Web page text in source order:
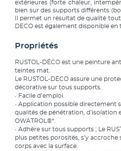
extérieures (forte chaleur,
bien sur des supports différents
Il permet un résultat de qualité tout
DECO est également disponible en
Propriétés
RUSTOL-DÉCO est une peinture
teintes mat.
Le RUSTOL-DÉCO assure une
décorative sur tous supports.
• Facile d’emploi.
• Application possible directement
qualités de pénétration, d’isolation
OWATROL®*.
• Adhère sur tous supports ; Le
plus petites porosités, s’y
corps avec la surface.